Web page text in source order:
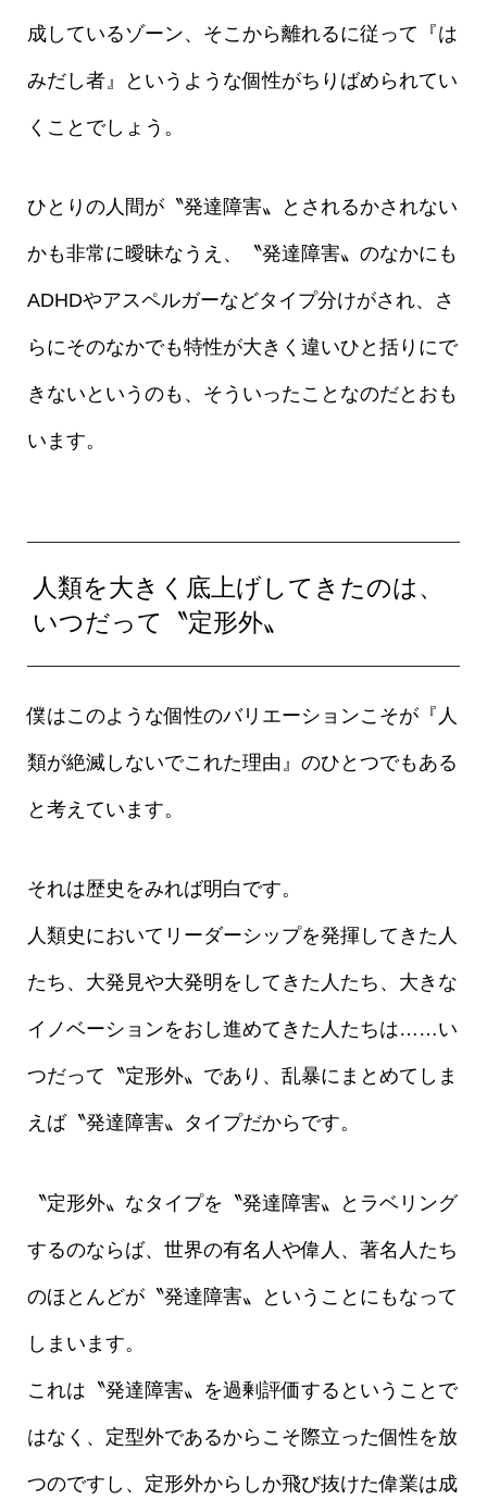
成しているゾーン、そこから離れるに従って『は
みだし者』というような個性がちりばめられてい
くことでしょう。
ひとりの人間が〝発達障害〟とされるかされない
かも非常に曖昧なうえ、〝発達障害〟のなかにも
ADHDやアスペルガーなどタイプ分けがされ、さ
らにそのなかでも特性が大きく違いひと括りにで
きないというのも、そういったことなのだとおも
います。
人類を大きく底上げしてきたのは、
いつだって〝定形外〟
僕はこのような個性のバリエーションこそが『人
類が絶滅しないでこれた理由』のひとつでもある
と考えています。
それは歴史をみれば明白です。
人類史においてリーダーシップを発揮してきた人
たち、大発見や大発明をしてきた人たち、大きな
イノベーションをおし進めてきた人たちは……い
つだって〝定形外〟であり、乱暴にまとめてしま
えば〝発達障害〟タイプだからです。
〝定形外〟なタイプを〝発達障害〟とラベリング
するのならば、世界の有名人や偉人、著名人たち
のほとんどが〝発達障害〟ということにもなって
しまいます。
これは〝発達障害〟を過剰評価するということで
はなく、定型外であるからこそ際立った個性を放
つのですし、定形外からしか飛び抜けた偉業は成